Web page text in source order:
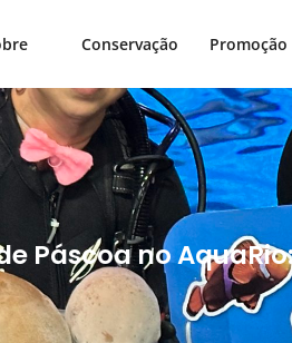
Conservação Promoção
Páscoa no